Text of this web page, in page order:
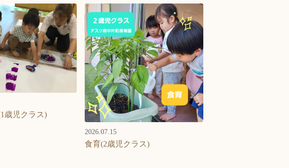
歳児クラス)
2026.07.15
食育(2歳児クラス)